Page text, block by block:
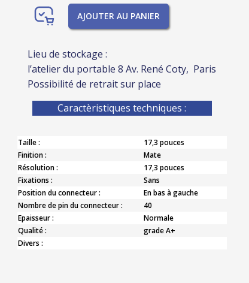
AJOUTER AU PANIER
Lieu de stockage :
l’atelier du portable 8 Av. René Coty, Paris
Possibilité de retrait sur place
Caractèristiques techniques :
Taille :
17,3 pouces
Finition :
Mate
Résolution :
17,3 pouces
Fixations :
Sans
Position du connecteur :
En bas à gauche
Nombre de pin du connecteur :
40
Epaisseur :
Normale
Qualité :
grade A+
Divers :